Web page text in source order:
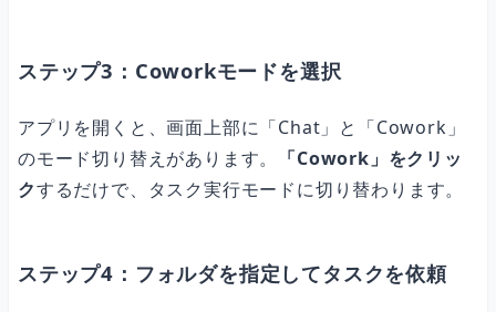
ステップ3：Coworkモードを選択
アプリを開くと、画面上部に「Chat」と「Cowork」
のモード切り替えがあります。
「Cowork」をクリッ
クするだけで、タスク実行モードに切り替わります。
ステップ4：フォルダを指定してタスクを依頼